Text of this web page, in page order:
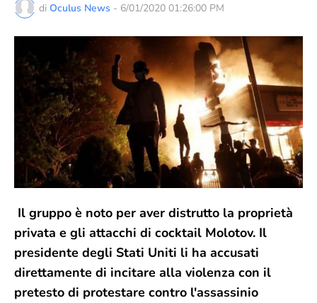
di Oculus News - 6/01/2020 01:26:00 PM
Il gruppo è noto per aver distrutto la proprietà
privata e gli attacchi di cocktail Molotov. Il
presidente degli Stati Uniti li ha accusati
direttamente di incitare alla violenza con il
pretesto di protestare contro l'assassinio